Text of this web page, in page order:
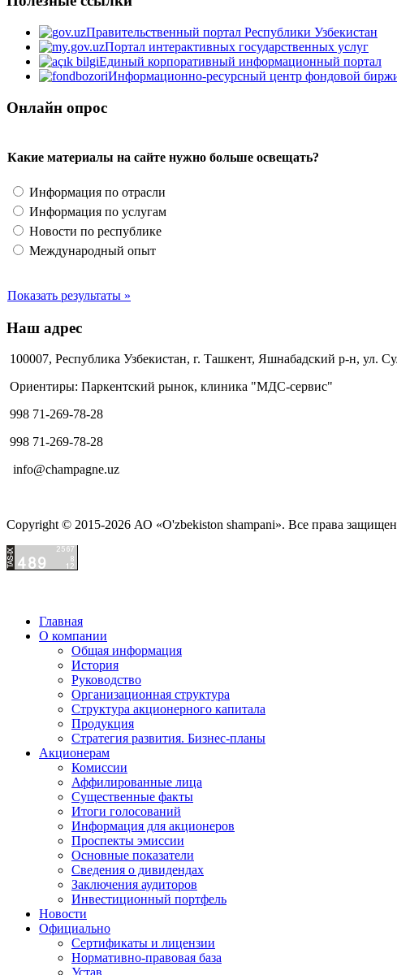
Правительственный портал Республики Узбекистан
Портал интерактивных государственных услуг
Единый корпоративный информационный портал
Информационно-ресурсный центр фондовой
Онлайн опрос
Какие материалы на сайте нужно больше освещать?
Информация по отрасли
Информация по услугам
Новости по республике
Международный опыт
Показать результаты »
Наш адрес
100007, Республика Узбекистан, г. Ташкент, Яшнабадский р-н, ул.
Ориентиры: Паркентский рынок, клиника "МДС-сервис"
998 71-269-78-28
998 71-269-78-28
info@champagne.uz
Copyright © 2015-2026 АО «O'zbekiston shampani». Все права
Главная
О компании
Общая информация
История
Руководство
Организационная структура
Структура акционерного капитала
Продукция
Стратегия развития. Бизнес-планы
Акционерам
Комиссии
Аффилированные лица
Существенные факты
Итоги голосований
Информация для акционеров
Проспекты эмиссии
Основные показатели
Сведения о дивидендах
Заключения аудиторов
Инвестиционный портфель
Новости
Официально
Сертификаты и лицензии
Нормативно-правовая база